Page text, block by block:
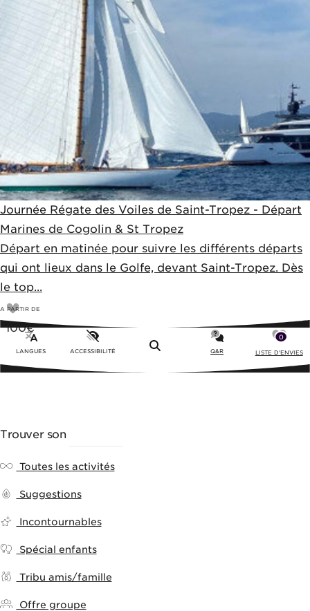
Journée Régate des Voiles de Saint-Tropez - Départ
Marines de Cogolin & St Tropez
Départ en matinée pour suivre les différents départs
qui ont lieux dans le Golfe, devant Saint-Tropez. Dès
le top...
A PARTIR DE
100€
LANGUES ACCESSIBILITÉ Menu Q&R
0
LISTE D'ENVIES
Trouver son
Toutes les activités
Suggestions
Incontournables
Spécial enfants
Tribu amis/famille
Offre groupe